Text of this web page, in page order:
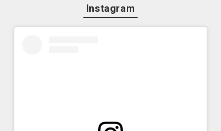
Instagram